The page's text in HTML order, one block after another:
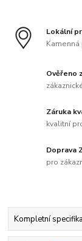
Lokální
Kamenná
Ověřeno
Záruka
kvalitní
Doprava
pro
Kompletní